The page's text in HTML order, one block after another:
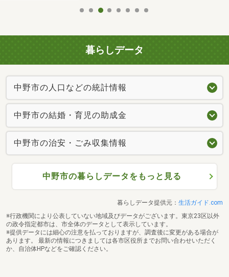
暮らしデータ
中野市の人口などの統計情報
中野市の結婚・育児の助成金
中野市の治安・ごみ収集情報
中野市の暮らしデータをもっと見る
暮らしデータ提供元： 生活ガイド.com
※行政機関により公表していない地域及びデータがございます。東京23区以外
の政令指定都市は、市全体のデータとして表示しています。
※提供データには細心の注意を払っておりますが、調査後に変更がある場合が
あります。 最新の情報につきましては各市区役所までお問い合わせいただく
か、自治体HPなどをご確認ください。